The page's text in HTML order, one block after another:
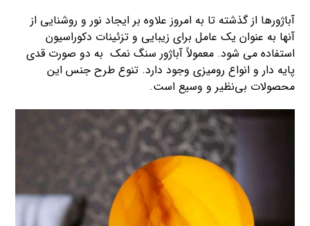
آباژورها از گذشته تا به امروز علاوه بر ایجاد نور و روشنایی از
آنها به عنوان یک عامل برای زیبایی و تزئینات دکوراسیون
استفاده می شود. معمولاً آباژور سنگ نمک به دو صورت قدی
پایه دار و انواع رومیزی وجود دارد. تنوع طرح جنس این
محصولات بی‌نظیر و وسیع است.